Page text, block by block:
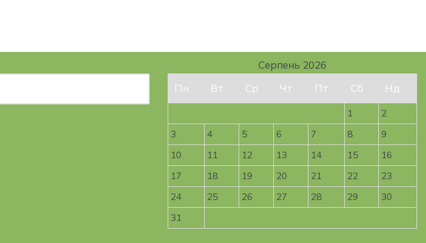
Серпень 2026
Пн
Вт Ср Чт Пт Сб Нд
1
2
3
4 5 6 7 8
9
10
11 12 13 14 15
16
17
18 19 20 21 22
23
24
25 26 27 28 29
30
31